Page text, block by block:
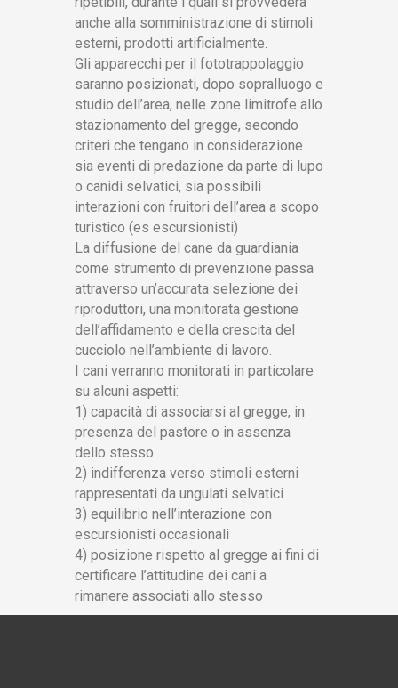
anche alla somministrazione di stimoli
esterni, prodotti artificialmente.
Gli apparecchi per il fototrappolaggio
saranno posizionati, dopo sopralluogo e
studio dell’area, nelle zone limitrofe allo
stazionamento del gregge, secondo
criteri che tengano in considerazione
sia eventi di predazione da parte di lupo
o canidi selvatici, sia possibili
interazioni con fruitori dell’area a scopo
turistico (es escursionisti)
La diffusione del cane da guardiania
come strumento di prevenzione passa
attraverso un’accurata selezione dei
riproduttori, una monitorata gestione
dell’affidamento e della crescita del
cucciolo nell’ambiente di lavoro.
I cani verranno monitorati in particolare
su alcuni aspetti:
1) capacità di associarsi al gregge, in
presenza del pastore o in assenza
dello stesso
2) indifferenza verso stimoli esterni
rappresentati da ungulati selvatici
3) equilibrio nell’interazione con
escursionisti occasionali
4) posizione rispetto al gregge ai fini di
certificare l’attitudine dei cani a
rimanere associati allo stesso